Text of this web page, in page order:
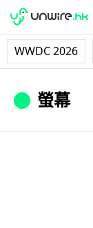
WWDC 2026
螢幕